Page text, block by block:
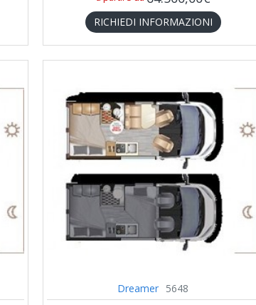
RICHIEDI INFORMAZIONI
Dreamer 5648